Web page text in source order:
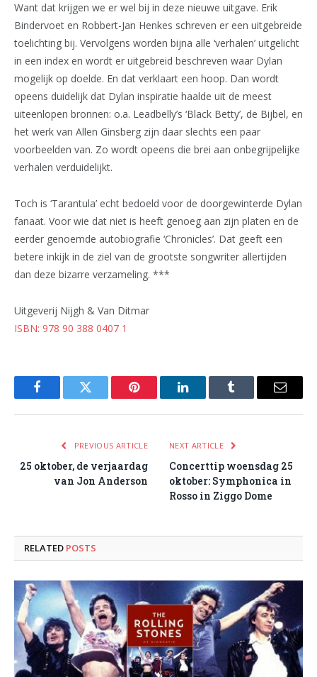
Want dat krijgen we er wel bij in deze nieuwe uitgave. Erik
Bindervoet en Robbert-Jan Henkes schreven er een uitgebreide
toelichting bij. Vervolgens worden bijna alle ‘verhalen’ uitgelicht
in een index en wordt er uitgebreid beschreven waar Dylan
mogelijk op doelde. En dat verklaart een hoop. Dan wordt
opeens duidelijk dat Dylan inspiratie haalde uit de meest
uiteenlopen bronnen: o.a. Leadbelly’s ‘Black Betty’, de Bijbel, en
het werk van Allen Ginsberg zijn daar slechts een paar
voorbeelden van. Zo wordt opeens die brei aan onbegrijpelijke
verhalen verduidelijkt.
Toch is ‘Tarantula’ echt bedoeld voor de doorgewinterde Dylan
fanaat. Voor wie dat niet is heeft genoeg aan zijn platen en de
eerder genoemde autobiografie ‘Chronicles’. Dat geeft een
betere inkijk in de ziel van de grootste songwriter allertijden
dan deze bizarre verzameling. ***
Uitgeverij Nijgh & Van Ditmar
ISBN: 978 90 388 0407 1
FacebookTwitter Pinterest LinkedInTumblr Email
PREVIOUS ARTICLE
25 oktober, de verjaardag
van Jon Anderson
NEXT ARTICLE
Concerttip woensdag 25
oktober: Symphonica in
Rosso in Ziggo Dome
RELATED POSTS